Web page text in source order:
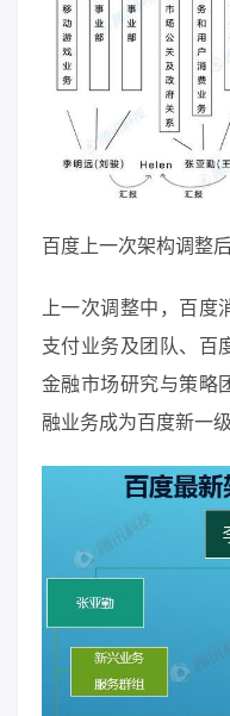
百度上一次架构调整
上一次调整中，百
支付业务及团队、百
金融市场研究与策略
融业务成为百度新一级